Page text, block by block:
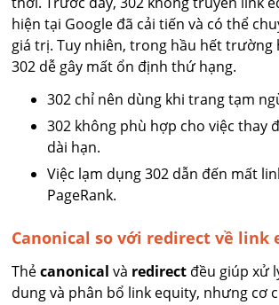
hiện tại Google đã cải tiến và có thể
giá trị. Tuy nhiên, trong hầu hết trường
302 dễ gây mất ổn định thứ hạng.
302 chỉ nên dùng khi trang tạm
302 không phù hợp cho việc thay
dài hạn.
Việc lạm dụng 302 dẫn đến mất
PageRank.
Canonical so với redirect về link
Thẻcanonical và redirect đều giúp xử
dung và phân bổ link equity, nhưng cơ